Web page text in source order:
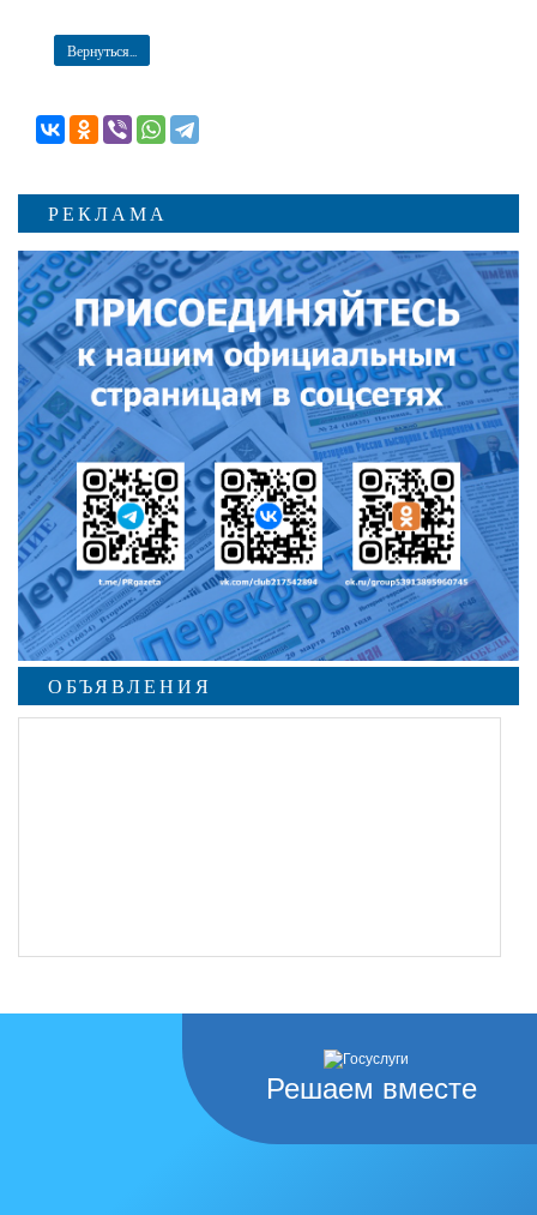
Вернуться...
РЕКЛАМА
ОБЪЯВЛЕНИЯ
Решаем вместе